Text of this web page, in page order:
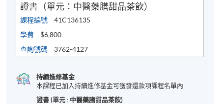
證書（單元：中醫藥膳甜品茶飲）
課程編號
41C136135
學費
$6,800
查詢號碼
3762-4127
持續進修基金
本課程已加入持續進修基金可獲發還款項課程名單內
證書 (單元 : 中醫藥膳甜品茶飲)